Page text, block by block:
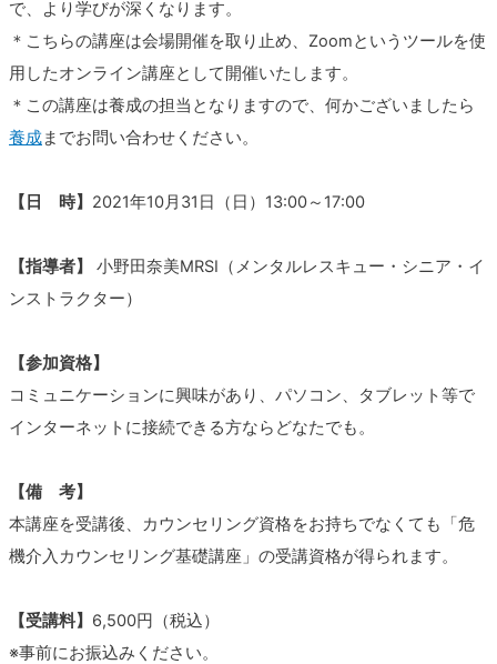
で、より学びが深くなります。
＊こちらの講座は会場開催を取り止め、Zoomというツールを使
用したオンライン講座として開催いたします。
＊この講座は養成の担当となりますので、何かございましたら
養成までお問い合わせください。
【日 時】 2021年10月31日（日）13:00～17:00
【指導者】
小野田奈美MRSI（メンタルレスキュー・シニア・イ
ンストラクター）
【参加資格】
コミュニケーションに興味があり、パソコン、タブレット等で
インターネットに接続できる方ならどなたでも。
【備 考】
本講座を受講後、カウンセリング資格をお持ちでなくても「危
機介入カウンセリング基礎講座」の受講資格が得られます。
【受講料】 6,500円（税込）
※事前にお振込みください。